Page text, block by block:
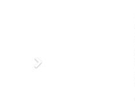
Siguiente